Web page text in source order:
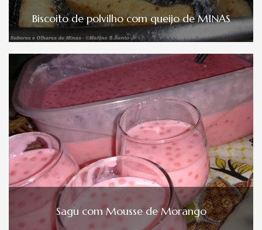
Biscoito de polvilho com queijo de MINAS
Sagu com Mousse de Morango